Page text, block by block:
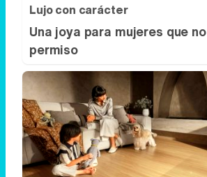
Lujo con carácter
Una joya para mujeres que
permiso